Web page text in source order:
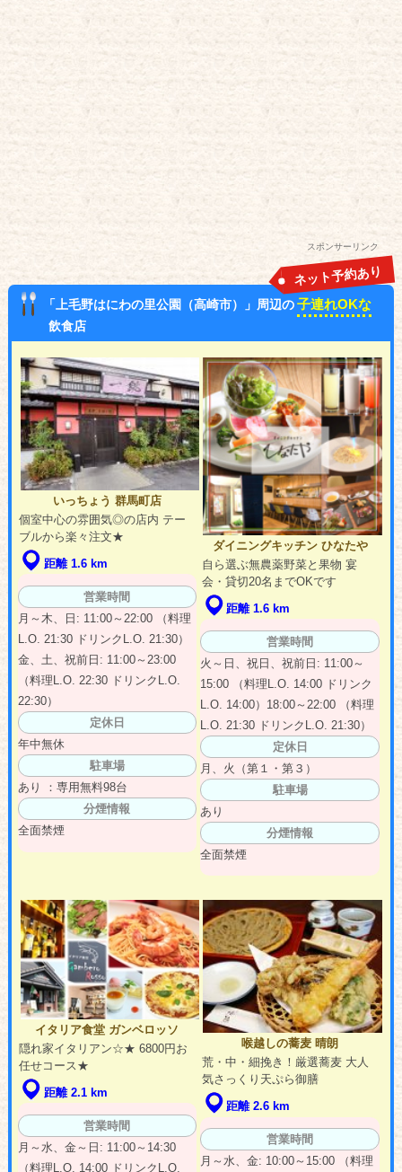
スポンサーリンク
「上毛野はにわの里公園（高崎市）」周辺の子連れOKな
飲食店
ネット予約あり
いっちょう 群馬町店
個室中心の雰囲気◎の店内 テー
ブルから楽々注文★
距離 1.6 km
営業時間
月～木、日: 11:00～22:00 （料理
L.O. 21:30 ドリンクL.O. 21:30）
金、土、祝前日: 11:00～23:00
（料理L.O. 22:30 ドリンクL.O.
22:30）
定休日
年中無休
駐車場
あり ：専用無料98台
分煙情報
全面禁煙
ダイニングキッチン ひなたや
自ら選ぶ無農薬野菜と果物 宴
会・貸切20名までOKです
距離 1.6 km
営業時間
火～日、祝日、祝前日: 11:00～
15:00 （料理L.O. 14:00 ドリンク
L.O. 14:00）18:00～22:00 （料理
L.O. 21:30 ドリンクL.O. 21:30）
定休日
月、火（第１・第３）
駐車場
あり
分煙情報
全面禁煙
イタリア食堂 ガンベロッソ
隠れ家イタリアン☆★ 6800円お
任せコース★
距離 2.1 km
営業時間
月～水、金～日: 11:00～14:30
（料理L.O. 14:00 ドリンクL.O.
喉越しの蕎麦 晴朗
荒・中・細挽き！厳選蕎麦 大人
気さっくり天ぷら御膳
距離 2.6 km
営業時間
月～水、金: 10:00～15:00 （料理